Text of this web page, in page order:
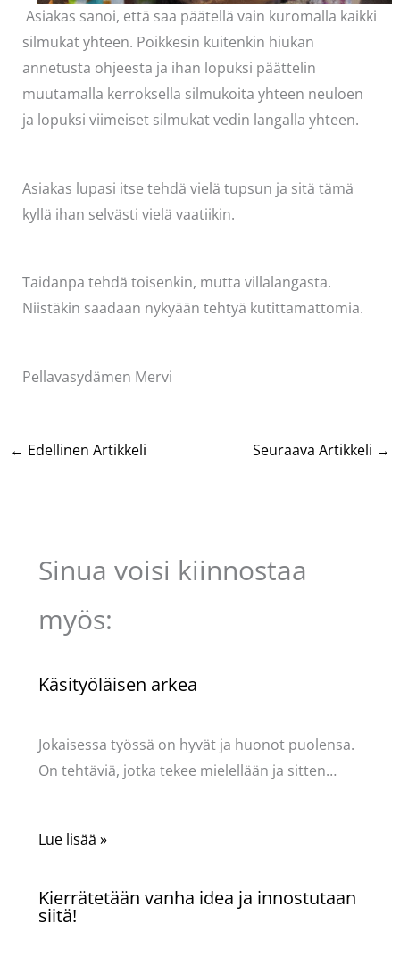
Asiakas sanoi, että saa päätellä vain kuromalla kaikki
silmukat yhteen. Poikkesin kuitenkin hiukan
annetusta ohjeesta ja ihan lopuksi päättelin
muutamalla kerroksella silmukoita yhteen neuloen
ja lopuksi viimeiset silmukat vedin langalla yhteen.
Asiakas lupasi itse tehdä vielä tupsun ja sitä tämä
kyllä ihan selvästi vielä vaatiikin.
Taidanpa tehdä toisenkin, mutta villalangasta.
Niistäkin saadaan nykyään tehtyä kutittamattomia.
Pellavasydämen Mervi
← Edellinen Artikkeli Seuraava Artikkeli →
Sinua voisi kiinnostaa
myös:
Käsityöläisen arkea
Jokaisessa työssä on hyvät ja huonot puolensa.
On tehtäviä, jotka tekee mielellään ja sitten…
Lue lisää »
Kierrätetään vanha idea ja innostutaan
siitä!